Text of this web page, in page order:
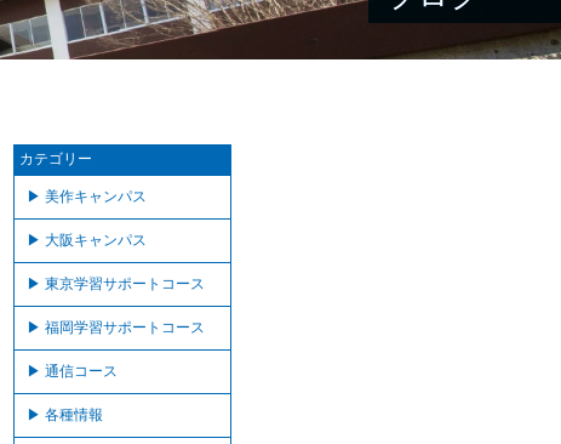
カテゴリー
美作キャンパス
大阪キャンパス
東京学習サポートコース
福岡学習サポートコース
通信コース
各種情報